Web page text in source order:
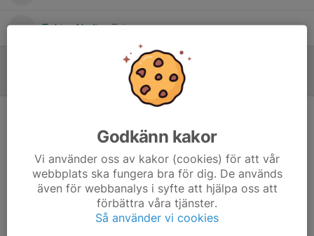
Tobias NorlingTränare
0 kommentarer
Milan; Arnaud - Musse - Henry - Ali A; Julius - Jamal - Frank -
Mahdi - Mojtaba; Terab
Avbytare; Andreas, Anton, Mustafa, Noah och Reno
Ännu en tuff bortamatch, denna gång mot suveräna
serieledarna Roslagsbro. Hemmalaget börjar som väntat med
Godkänn kakor
Vi använder oss av kakor (cookies) för att vår
webbplats ska fungera bra för dig. De används
även för webbanalys i syfte att hjälpa oss att
förbättra våra tjänster.
Så använder vi cookies